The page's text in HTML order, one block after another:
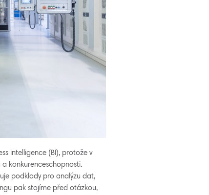
intelligence (BI), protože v
konkurenceschopnosti.
podklady pro analýzu dat,
pak stojíme před otázkou,